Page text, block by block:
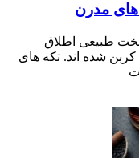
مدرن
طبیعی اطلاق
شده اند. تکه های